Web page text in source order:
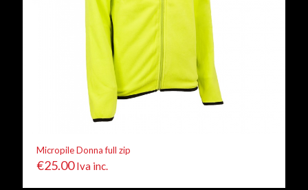
Micropile Donna full zip
€25.00 Iva inc.